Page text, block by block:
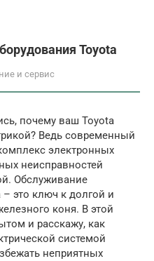
Toyota
и сервис
почему ваш Toyota
Ведь современный
электронных
неисправностей
Обслуживание
это ключ к долгой и
коня. В этой
и расскажу, как
системой
неприятных